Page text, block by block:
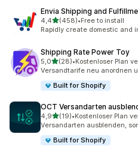
Envia Shipping and
4,4von 5 Sternen
(458)
458 Rezensionen insgesamt
•Free to install
Rapidly create domestic and
Shipping Rate Power Toy
5,0von 5 Sternen
(28)
28 Rezensionen insgesamt
•Kostenloser Plan
Versandtarife neu anordnen
Built for Shopify
OCT Versandarten
4,9von 5 Sternen
(19)
19 Rezensionen insgesamt
•Kostenloser Plan
Versandarten ausblenden,
Built for Shopify